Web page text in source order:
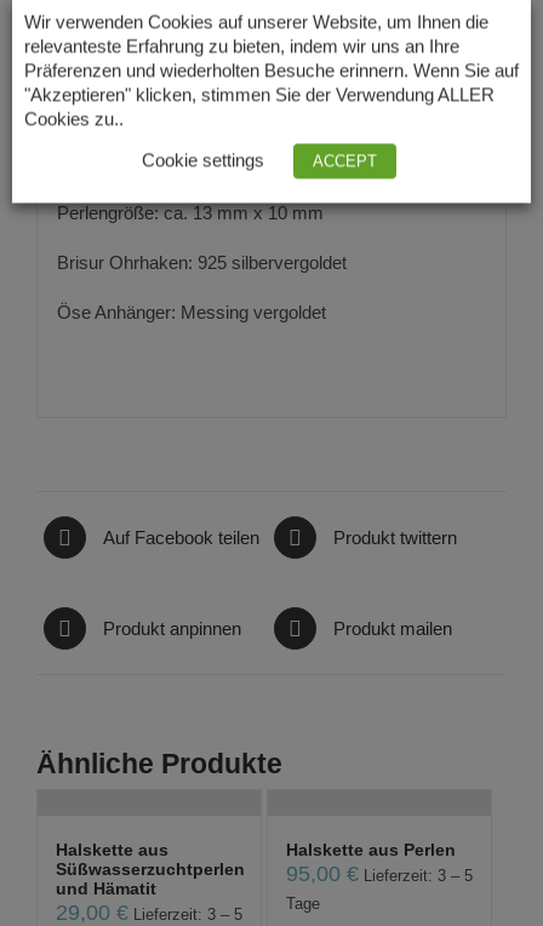
gut aussehen. Bei der perfekten Auswahl der Kleider
zu den Ohrhänger wird die modebewusste Dame
kaum Einschränkungen haben.
Gesamtlänge Ohrhänger: ca. 29 mm
Gesamtlänge Anhänger: ca. 21 mm
Perlengröße: ca. 13 mm x 10 mm
Brisur Ohrhaken: 925 silbervergoldet
Öse Anhänger: Messing vergoldet
Auf Facebook teilen Produkt twittern
Produkt anpinnen Produkt mailen
Ähnliche Produkte
Halskette aus
Süßwasserzuchtperlen
und Hämatit
29,00 €
Lieferzeit: 3 – 5
Halskette aus Perlen
95,00€
Lieferzeit: 3 – 5
Tage
Wir verwenden Cookies auf unserer Website, um Ihnen die
relevanteste Erfahrung zu bieten, indem wir uns an Ihre
Präferenzen und wiederholten Besuche erinnern. Wenn Sie auf
"Akzeptieren" klicken, stimmen Sie der Verwendung ALLER
Cookies zu..
Cookie settings ACCEPT